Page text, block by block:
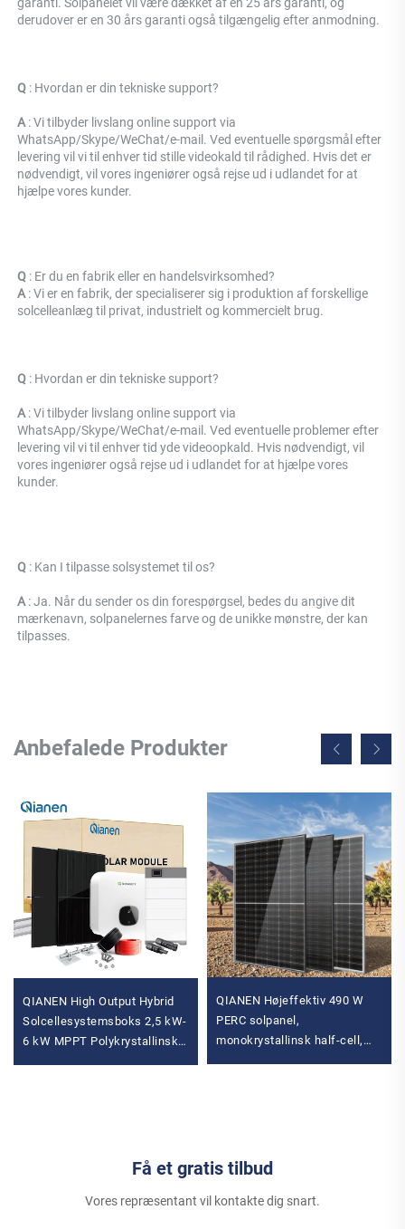
derudover er en 30 års garanti også tilgængelig efter anmodning.
Q : Hvordan er din tekniske support?
A : Vi tilbyder livslang online support via
WhatsApp/Skype/WeChat/e-mail. Ved eventuelle spørgsmål efter
levering vil vi til enhver tid stille videokald til rådighed. Hvis det er
nødvendigt, vil vores ingeniører også rejse ud i udlandet for at
hjælpe vores kunder.
Q : Er du en fabrik eller en handelsvirksomhed?
A : Vi er en fabrik, der specialiserer sig i produktion af forskellige
solcelleanlæg til privat, industrielt og kommercielt brug.
Q : Hvordan er din tekniske support?
A : Vi tilbyder livslang online support via
WhatsApp/Skype/WeChat/e-mail. Ved eventuelle problemer efter
levering vil vi til enhver tid yde videoopkald. Hvis nødvendigt, vil
vores ingeniører også rejse ud i udlandet for at hjælpe vores
kunder.
Q : Kan I tilpasse solsystemet til os?
A : Ja. Når du sender os din forespørgsel, bedes du angive dit
mærkenavn, solpanelernes farve og de unikke mønstre, der kan
tilpasses.
Anbefalede Produkter
QIANEN High Output Hybrid
Solcellesystemsboks 2,5 kW-
6 kW MPPT Polykrystallinsk
QIANEN Højeffektiv 490 W
PERC solpanel,
monokrystallinsk half-cell,
Få et gratis tilbud
Vores repræsentant vil kontakte dig snart.